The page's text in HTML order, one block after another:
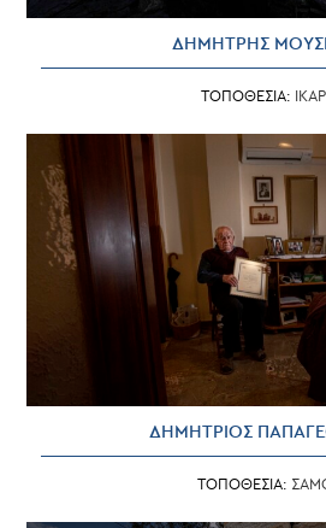
ΔΗΜΗΤΡΗΣ
ΤΟΠΟΘΕΣΙΑ:
ΔΗΜΗΤΡΙΟΣ
ΤΟΠΟΘΕΣΙΑ: